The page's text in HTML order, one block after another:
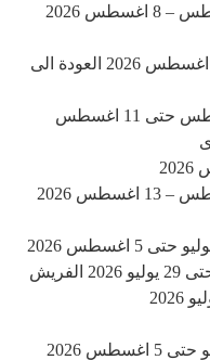
عروض خير زمان اليوم 6 اغسطس – 8 اغسطس 2026
عروض المرشدى اليوم 5 – 11 اغسطس 2026 العودة الى
عروض المرشدى اليوم 5 اغسطس حتى 11 اغسطس
عروض خير زمان اليوم 2 اغسطس – 13 اغسطس 2026